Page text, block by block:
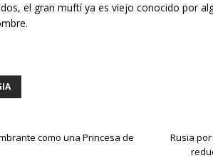
el gran muftí ya es viejo conocido por
como una Princesa de
Rusia